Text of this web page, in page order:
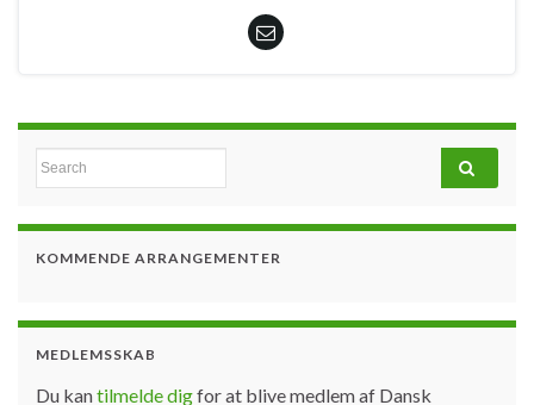
Search for:
KOMMENDE ARRANGEMENTER
MEDLEMSSKAB
Du kantilmelde digfor at blive medlem af Dansk